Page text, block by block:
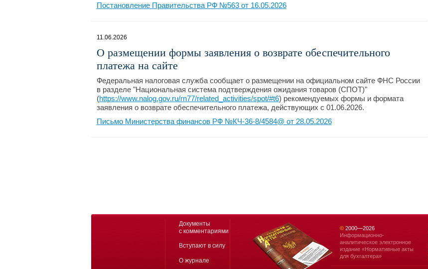
Постановление Правительства РФ №563 от 16.05.2026
11.06.2026
О размещении формы заявления о возврате обеспечительного
платежа на сайте
Федеральная налоговая служба сообщает о размещении на официальном сайте ФНС России
в разделе "Национальная система подтверждения ожидания товаров (СПОТ)"
(https://www.nalog.gov.ru/rn77/related_activities/spot/#t6) рекомендуемых формы и формата
заявления о возврате обеспечительного платежа, действующих с 01.06.2026.
Письмо Министерства финансов РФ №КЧ-36-8/4584@ от 28.05.2026
Документы
с комментариями
Вступают в силу
О журнале
©2000—2026
Информационно-
аналитическое электронное
издание «Нормативные акты
для бухгалтера»